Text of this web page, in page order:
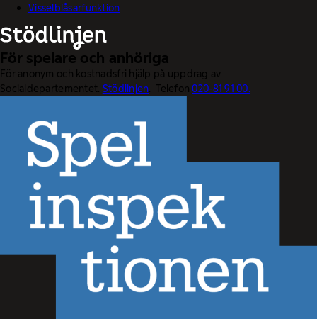
Visselblåsarfunktion
För spelare och anhöriga
För anonym och kostnadsfri hjälp på uppdrag av
Socialdepartementet. Stödlinjen . Telefon020-81 91 00.